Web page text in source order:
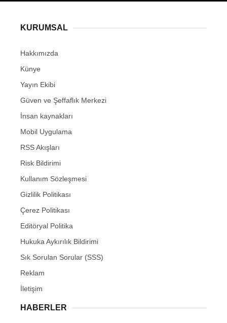
KURUMSAL
Hakkımızda
Künye
Yayın Ekibi
Güven ve Şeffaflık Merkezi
İnsan kaynakları
Mobil Uygulama
RSS Akışları
Risk Bildirimi
Kullanım Sözleşmesi
Gizlilik Politikası
Çerez Politikası
Editöryal Politika
Hukuka Aykırılık Bildirimi
Sık Sorulan Sorular (SSS)
Reklam
İletişim
HABERLER